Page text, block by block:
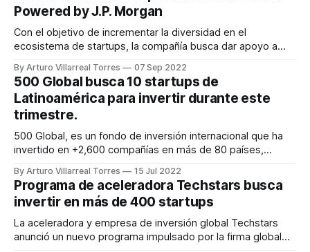
Powered by J.P. Morgan
Con el objetivo de incrementar la diversidad en el
ecosistema de startups, la compañía busca dar apoyo a
By Arturo Villarreal Torres 07 Sep 2022
500 Global busca 10 startups de
Latinoamérica para invertir durante este
trimestre.
500 Global, es un fondo de inversión internacional que ha
invertido en +2,600 compañías en más de 80 países,
más activos del mundo. Canva, Twilio, TalkDesk, Konfio,
Clip, 99Minutos, y Conekta son algunas de las compañías
que han recibido
By Arturo Villarreal Torres 15 Jul 2022
Programa de aceleradora Techstars busca
invertir en más de 400 startups
La aceleradora y empresa de inversión global Techstars
anunció un nuevo programa impulsado por la firma global